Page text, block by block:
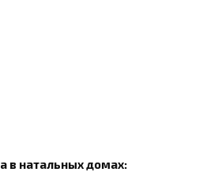
в натальных домах: